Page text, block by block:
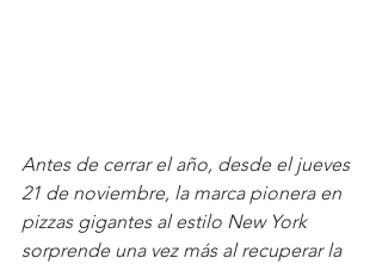
Antes de cerrar el año, desde el jueves
21 de noviembre, la marca pionera en
pizzas gigantes al estilo New York
sorprende una vez más al recuperar la